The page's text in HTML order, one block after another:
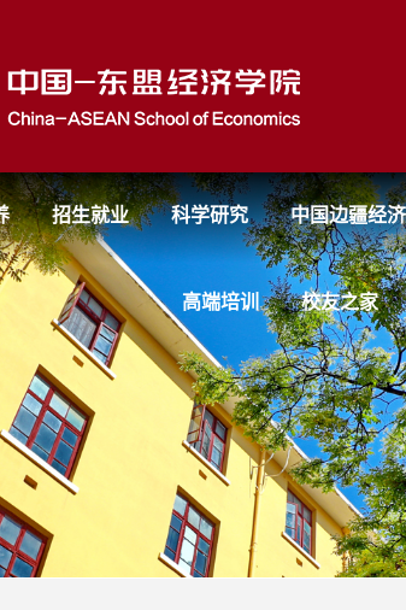
招生就业 科学研究 中国边疆经
高端培训 校友之家